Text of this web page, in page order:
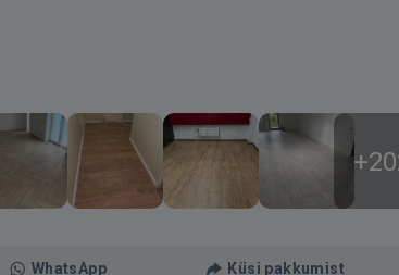
WhatsApp Küsi pakkumist